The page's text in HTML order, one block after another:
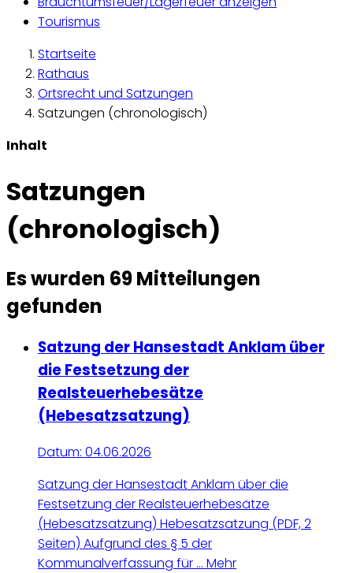
Tourismus
Startseite
Rathaus
Ortsrecht und Satzungen
Satzungen (chronologisch)
Inhalt
Satzungen
(chronologisch)
Es wurden 69 Mitteilungen
gefunden
Satzung der Hansestadt Anklam über
die Festsetzung der
Realsteuerhebesätze
(Hebesatzsatzung)
Datum: 04.06.2026
Satzung der Hansestadt Anklam über die
Festsetzung der Realsteuerhebesätze
(Hebesatzsatzung) Hebesatzsatzung (PDF, 2
Seiten) Aufgrund des § 5 der
Kommunalverfassung für ... Mehr